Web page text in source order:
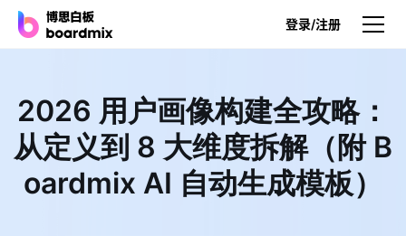
登录/注册
产品
博思白板
无限画布，AI加持，实时协作
2026 用户画像构建全攻略：
从定义到 8 大维度拆解（附 B
oardmix AI 自动生成模板）